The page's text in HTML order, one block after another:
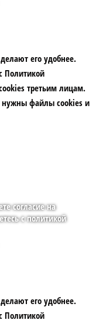
его удобнее.
Политикой
третьим лицам.
нужны файлы сookies и
согласие на
с политикой
его удобнее.
Политикой